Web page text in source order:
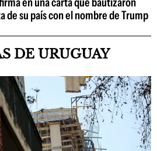
de su país con el nombre de Trump
DE URUGUAY